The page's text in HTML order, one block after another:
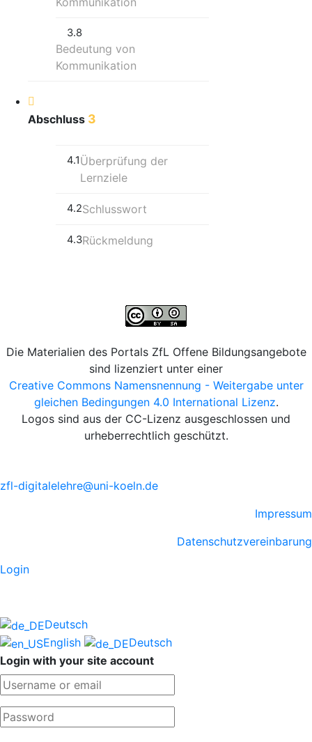
3.8
Bedeutung von
Kommunikation
Abschluss 3
4.1Überprüfung der
Lernziele
4.2Schlusswort
4.3Rückmeldung
Die Materialien des Portals ZfL Offene Bildungsangebote
sind lizenziert unter einer
Creative Commons Namensnennung - Weitergabe unter
gleichen Bedingungen 4.0 International Lizenz.
Logos sind aus der CC-Lizenz ausgeschlossen und
urheberrechtlich geschützt.
zfl-digitalelehre@uni-koeln.de
Impressum
Datenschutzvereinbarung
Login
Deutsch
English
Deutsch
Login with your site account